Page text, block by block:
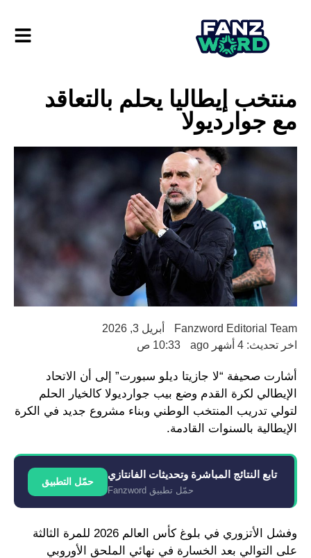
منتخب إيطاليا يحلم بالتعاقد
مع جوارديولا
Fanzword Editorial Team
أبريل 3, 2026
اخر تحديث: 4 أشهر ago
10:33 ص
أشارت صحيفة “لا جازيتا ديلو سبورت” إلى أن الاتحاد
الإيطالي لكرة القدم وضع بيب جوارديولا كالخيار الحلم
لتولي تدريب المنتخب الوطني وبناء مشروع جديد في الكرة
الإيطالية بالسنوات القادمة.
تابع النتائج المباشرة وتحديثات الفانتازي
حمّل تطبيق Fanzword
حمّل التطبيق
وفشل الأتزوري في بلوغ كأس العالم 2026 للمرة الثالثة
على التوالي بعد الخسارة في نهائي الملحق الأوروبي